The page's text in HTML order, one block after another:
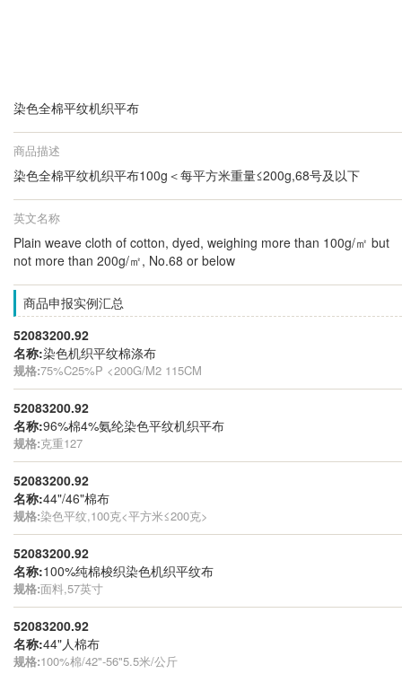
染色全棉平纹机织平布
商品描述
染色全棉平纹机织平布100g＜每平方米重量≤200g,68号及以下
英文名称
Plain weave cloth of cotton, dyed, weighing more than 100g/㎡ but
not more than 200g/㎡, No.68 or below
商品申报实例汇总
52083200.92
名称:染色机织平纹棉涤布
规格:75%C25%P <200G/M2 115CM
52083200.92
名称:96%棉4%氨纶染色平纹机织平布
规格:克重127
52083200.92
名称:44"/46"棉布
规格:染色平纹,100克<平方米≤200克>
52083200.92
名称:100%纯棉梭织染色机织平纹布
规格:面料,57英寸
52083200.92
名称:44"人棉布
规格:100%棉/42"-56"5.5米/公斤